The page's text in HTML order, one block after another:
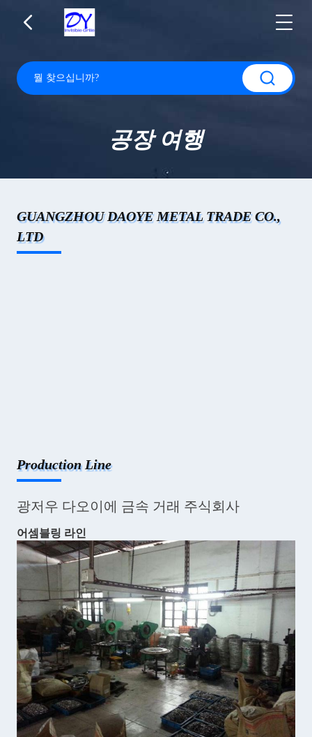
공장 여행
GUANGZHOU DAOYE METAL TRADE CO.,
LTD
Production Line
광저우 다오이에 금속 거래 주식회사
어셈블링 라인